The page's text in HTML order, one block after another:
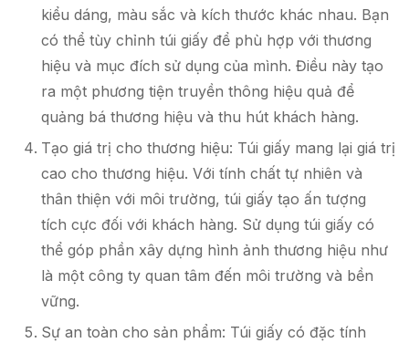
kiểu dáng, màu sắc và kích thước khác nhau. Bạn
có thể tùy chỉnh túi giấy để phù hợp với thương
hiệu và mục đích sử dụng của mình. Điều này tạo
ra một phương tiện truyền thông hiệu quả để
quảng bá thương hiệu và thu hút khách hàng.
Tạo giá trị cho thương hiệu: Túi giấy mang lại giá trị
cao cho thương hiệu. Với tính chất tự nhiên và
thân thiện với môi trường, túi giấy tạo ấn tượng
tích cực đối với khách hàng. Sử dụng túi giấy có
thể góp phần xây dựng hình ảnh thương hiệu như
là một công ty quan tâm đến môi trường và bền
vững.
Sự an toàn cho sản phẩm: Túi giấy có đặc tính